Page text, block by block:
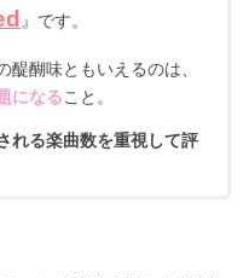
』です。
醍醐味ともいえるのは、
になる こと。
れる楽曲数を重視して評